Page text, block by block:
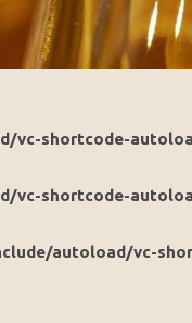
vc-shortcode-
vc-shortcode-
autoload/vc-